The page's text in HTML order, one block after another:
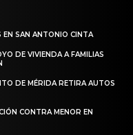
EN SAN ANTONIO CINTA
DE VIVIENDA A FAMILIAS
DE MÉRIDA RETIRA AUTOS
CONTRA MENOR EN